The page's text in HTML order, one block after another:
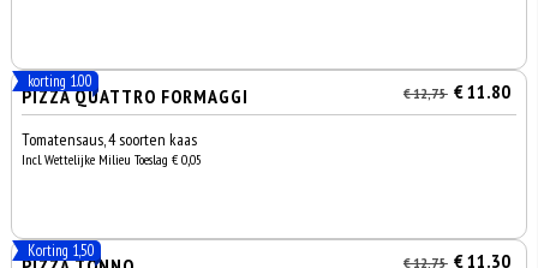
korting 1.00
PIZZA QUATTRO FORMAGGI € 12,75 € 11.80
Tomatensaus, 4 soorten kaas
Incl. Wettelijke Milieu Toeslag € 0,05
Korting 1,50
€ 12,75 € 11.30